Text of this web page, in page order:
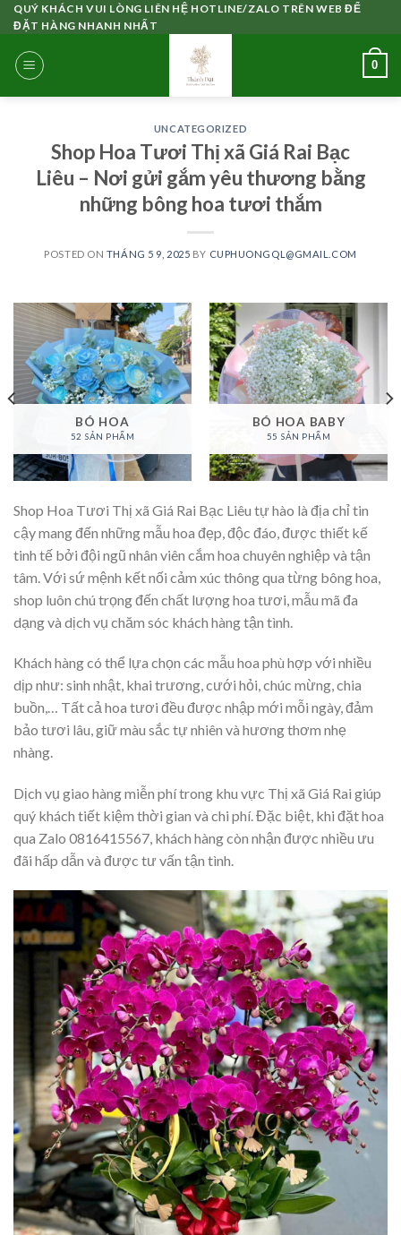
Skip
to
content
QUÝ KHÁCH VUI LÒNG LIÊN HỆ HOTLINE/ZALO TRÊN WEB ĐỂ
ĐẶT HÀNG NHANH NHẤT
0
UNCATEGORIZED
Shop Hoa Tươi Thị xã Giá Rai Bạc
Liêu – Nơi gửi gắm yêu thương bằng
những bông hoa tươi thắm
POSTED ON THÁNG 5 9, 2025 BY CUPHUONGQL@GMAIL.COM
BÓ HOA
52 SẢN PHẨM
BÓ HOA BABY
55 SẢN PHẨM
Shop Hoa Tươi Thị xã Giá Rai Bạc Liêu tự hào là địa chỉ tin
cậy mang đến những mẫu hoa đẹp, độc đáo, được thiết kế
tinh tế bởi đội ngũ nhân viên cắm hoa chuyên nghiệp và tận
tâm. Với sứ mệnh kết nối cảm xúc thông qua từng bông hoa,
shop luôn chú trọng đến chất lượng hoa tươi, mẫu mã đa
dạng và dịch vụ chăm sóc khách hàng tận tình.
Khách hàng có thể lựa chọn các mẫu hoa phù hợp với nhiều
dịp như: sinh nhật, khai trương, cưới hỏi, chúc mừng, chia
buồn,… Tất cả hoa tươi đều được nhập mới mỗi ngày, đảm
bảo tươi lâu, giữ màu sắc tự nhiên và hương thơm nhẹ
nhàng.
Dịch vụ giao hàng miễn phí trong khu vực Thị xã Giá Rai giúp
quý khách tiết kiệm thời gian và chi phí. Đặc biệt, khi đặt hoa
qua Zalo 0816415567, khách hàng còn nhận được nhiều ưu
đãi hấp dẫn và được tư vấn tận tình.